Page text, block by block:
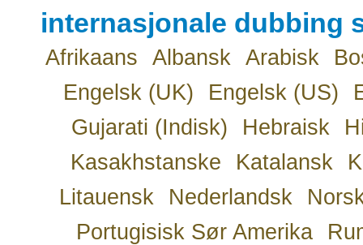
internasjonale dubbing
Afrikaans Albansk Arabisk
Engelsk (UK)
Engelsk (US)
Gujarati (Indisk)
Hebraisk
Kasakhstanske
Katalansk
Litauensk
Nederlandsk
Portugisisk Sør Amerika